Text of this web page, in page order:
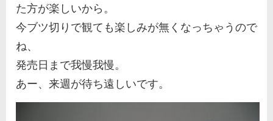
た方が楽しいから。
今ブツ切りで観ても楽しみが無くなっちゃうので
ね、
発売日まで我慢我慢。
あー、来週が待ち遠しいです。